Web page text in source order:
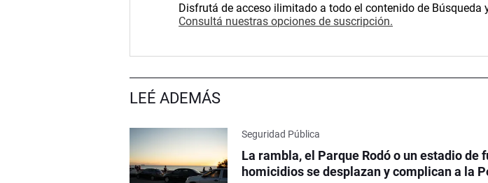
Disfrutá de acceso ilimitado a todo el contenido de Búsqueda
Consultá nuestras opciones de suscripción.
LEÉ ADEMÁS
Seguridad Pública
La rambla, el Parque Rodó o un estadio de
homicidios se desplazan y complican a la